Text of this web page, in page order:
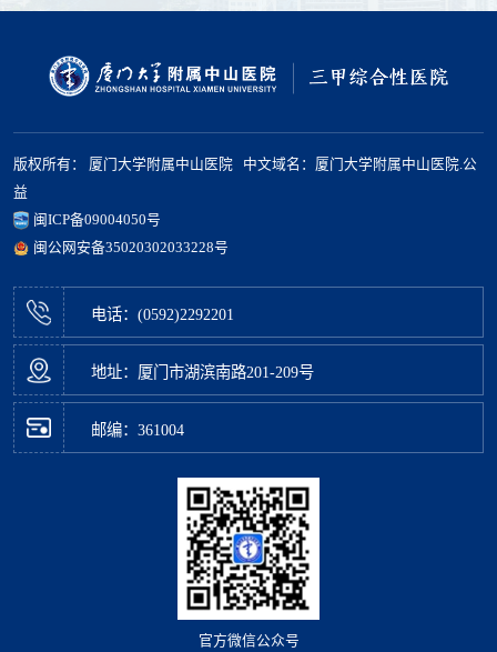
版权所有： 厦门大学附属中山医院 中文域名：厦门大学附属中山医院.公
益
闽ICP备09004050号
闽公网安备35020302033228号
电话：(0592)2292201
地址：厦门市湖滨南路201-209号
邮编：361004
官方微信公众号